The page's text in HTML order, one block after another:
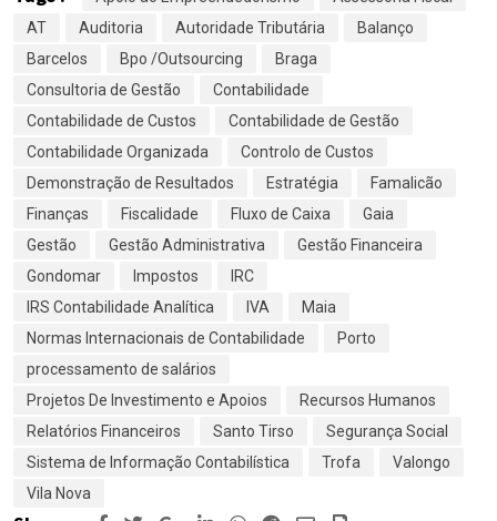
AT
Auditoria Autoridade Tributária
Balanço
Barcelos
Bpo /Outsourcing
Braga
Consultoria de Gestão
Contabilidade
Contabilidade de Custos
Contabilidade de Gestão
Contabilidade Organizada
Controlo de Custos
Demonstração de Resultados
Estratégia
Famalicão
Finanças
Fiscalidade Fluxo de Caixa
Gaia
Gestão
Gestão Administrativa
Gestão Financeira
Gondomar
Impostos
IRC
IRS Contabilidade Analítica
IVA
Maia
Normas Internacionais de Contabilidade
Porto
processamento de salários
Projetos De Investimento e Apoios
Recursos Humanos
Relatórios Financeiros
Santo Tirso
Segurança Social
Sistema de Informação Contabilística
Trofa
Valongo
Vila Nova